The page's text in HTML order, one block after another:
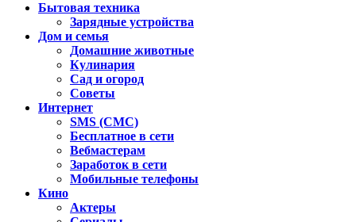
Бытовая техника
Зарядные устройства
Дом и семья
Домашние животные
Кулинария
Сад и огород
Советы
Интернет
SMS (СМС)
Бесплатное в сети
Вебмастерам
Заработок в сети
Мобильные телефоны
Кино
Актеры